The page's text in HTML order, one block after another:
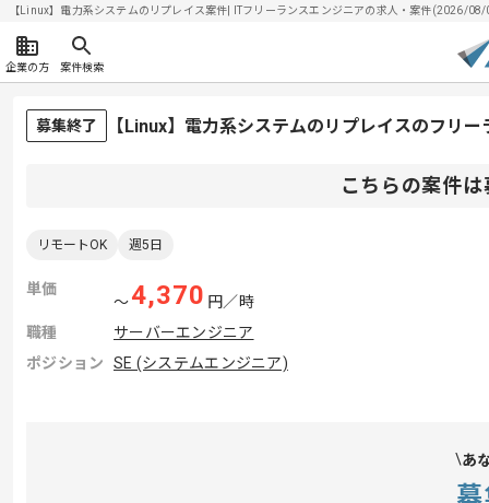
【Linux】電力系システムのリプレイス案件| ITフリーランスエンジニアの求人・案件(2026/
企業の方 案件検索
募集終了 【Linux】電力系システムのリプレイスのフリ
こちらの案件
リモートOK 週5日
単価
〜4,370 円／時
職種
サーバーエンジニア
ポジション
SE (システムエンジニア)
あ